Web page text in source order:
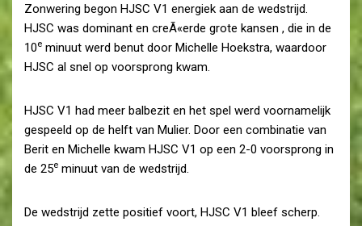
Zonwering begon HJSC V1 energiek aan de wedstrijd.
HJSC was dominant en creÃ«erde grote kansen , die in de
10e minuut werd benut door Michelle Hoekstra, waardoor
HJSC al snel op voorsprong kwam.
HJSC V1 had meer balbezit en het spel werd voornamelijk
gespeeld op de helft van Mulier. Door een combinatie van
Berit en Michelle kwam HJSC V1 op een 2-0 voorsprong in
de 25e minuut van de wedstrijd.
De wedstrijd zette positief voort, HJSC V1 bleef scherp.